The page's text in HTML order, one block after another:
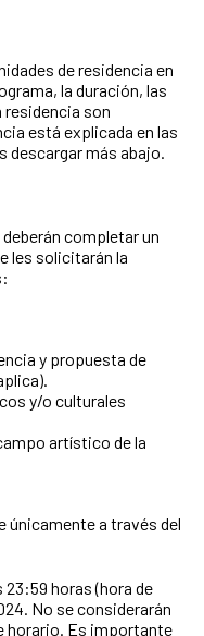
de residencia en
la duración, las
residencia son
está explicada en las
descargar más abajo.
completar un
les solicitarán la
y propuesta de
y/o culturales
artístico de la
únicamente a través del
horas (hora de
No se considerarán
horario. Es importante